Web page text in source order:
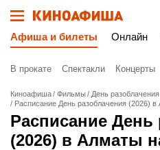
Афиша и билеты Онлайн
В прокате Спектакли Концерты
Киноафиша Фильмы
День разоблачения
Расписание День разоблачения (2026) в
Расписание День
(2026) в Алматы